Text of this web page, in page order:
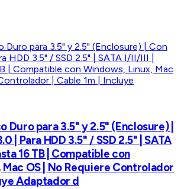
Duro para 3.5" y 2.5" (Enclosure) |
| Para HDD 3.5" / SSD 2.5" | SATA
16 TB | Compatible con
OS | No Requiere Controlador
Adaptador d